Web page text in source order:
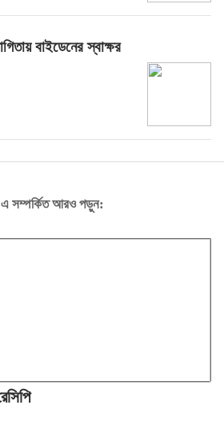
বাইডেনের স্বাক্ষর
সম্পর্কিত আরও পড়ুন: